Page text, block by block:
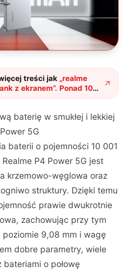
treści jak „realme
z ekranem”. Ponad 10
to już fakt"?
baterię w smukłej i lekkiej
5G
baterii o pojemności 10 001
P4 Power 5G jest
krzemowo-węglowa oraz
struktury. Dzięki temu
prawie dwukrotnie
zachowując przy tym
9,08 mm i wagę
dobre parametry, wiele
o połowę